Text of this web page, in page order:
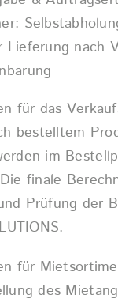
Lieferung nach
für das
bestelltem
im
finale
Prüfung der
für
des